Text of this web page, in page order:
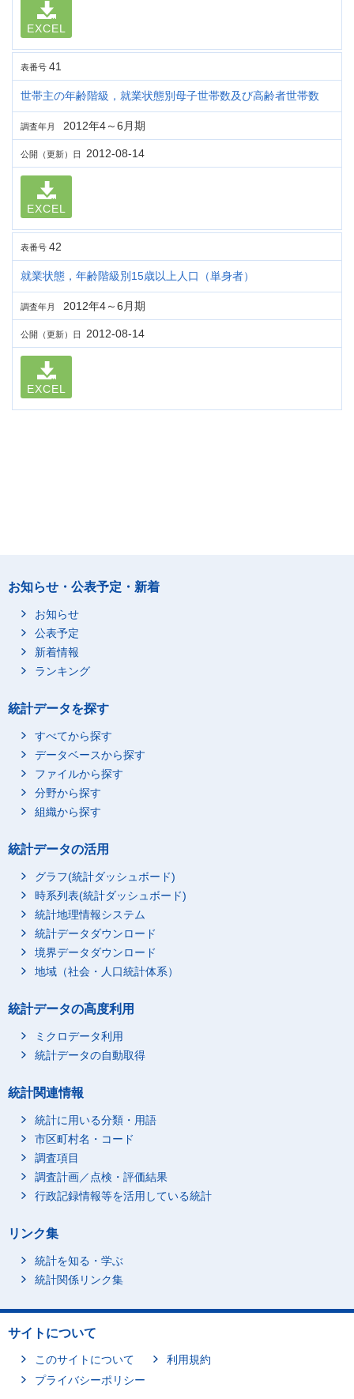
EXCEL
表番号 41
世帯主の年齢階級，就業状態別母子世帯数及び高齢者世帯数
調査年月 2012年4～6月期
公開（更新）日 2012-08-14
EXCEL
表番号 42
就業状態，年齢階級別15歳以上人口（単身者）
調査年月 2012年4～6月期
公開（更新）日 2012-08-14
EXCEL
お知らせ・公表予定・新着
お知らせ
公表予定
新着情報
ランキング
統計データを探す
すべてから探す
データベースから探す
ファイルから探す
分野から探す
組織から探す
統計データの活用
グラフ(統計ダッシュボード)
時系列表(統計ダッシュボード)
統計地理情報システム
統計データダウンロード
境界データダウンロード
地域（社会・人口統計体系）
統計データの高度利用
ミクロデータ利用
統計データの自動取得
統計関連情報
統計に用いる分類・用語
市区町村名・コード
調査項目
調査計画／点検・評価結果
行政記録情報等を活用している統計
リンク集
統計を知る・学ぶ
統計関係リンク集
サイトについて
このサイトについて
利用規約
プライバシーポリシー